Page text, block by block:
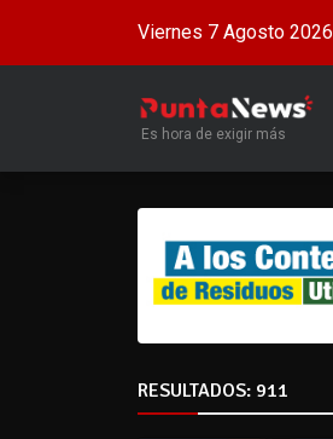
Viernes 7 Agosto 2026
Es hora de exigir más
RESULTADOS: 911